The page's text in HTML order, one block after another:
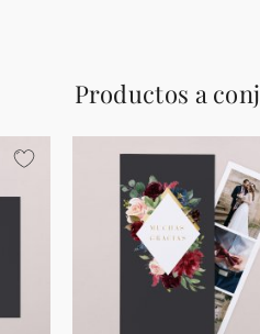
Productos a